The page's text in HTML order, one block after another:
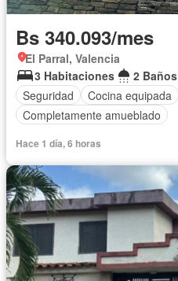
Bs 340.093/mes
El Parral, Valencia
3 Habitaciones
2 Baños
Seguridad
Cocina equipada
Completamente amueblado
Hace 1 día, 6 horas